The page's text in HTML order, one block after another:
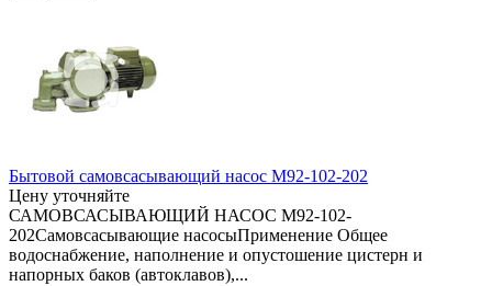
Бытовой самовсасывающий насос M92-102-202
Цену уточняйте
САМОВСАСЫВАЮЩИЙ НАСОС M92-102-
202Самовсасывающие насосыПрименение Общее
водоснабжение, наполнение и опустошение цистерн и
напорных баков (автоклавов),...